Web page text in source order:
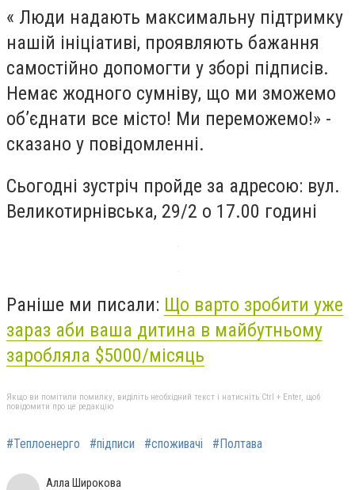
« Люди надають максимальну підтримку
нашій ініціативі, проявляють бажання
самостійно допомогти у зборі підписів.
Немає жодного сумніву, що ми зможемо
об’єднати все місто! Ми переможемо!» -
сказано у повідомленні.
Сьогодні зустріч пройде за адресою: вул.
Великотирнівська, 29/2 о 17.00 годині
Раніше ми писали: Що варто зробити уже
зараз аби ваша дитина в майбутньому
заробляла $5000/місяць
Якщо ви помітили помилку, виділіть необхідний текст і натисніть Ctrl + Enter, щоб
повідомити про це редакцію
#Теплоенерго #підписи #споживачі #Полтава
Алла Широкова